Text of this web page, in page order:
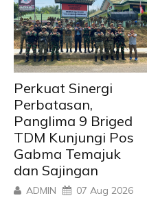
Perkuat Sinergi
Perbatasan,
Panglima 9 Briged
TDM Kunjungi Pos
Gabma Temajuk
dan Sajingan
ADMIN 07 Aug 2026